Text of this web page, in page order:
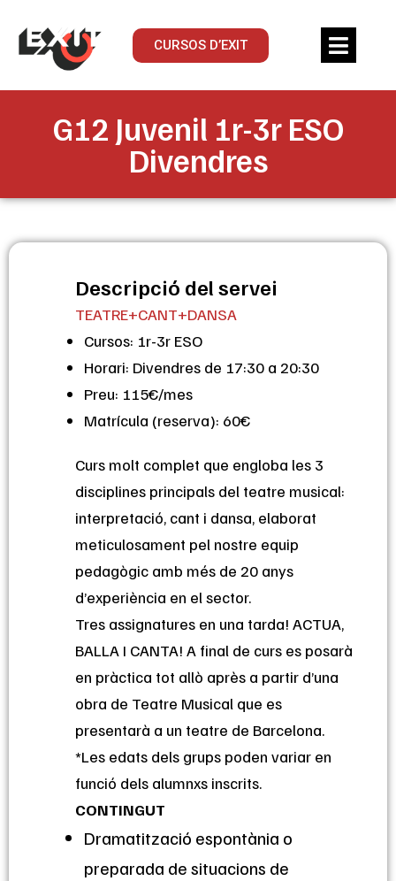
CURSOS D’EXIT
G12 Juvenil 1r-3r ESO
Divendres
Descripció del servei
TEATRE+CANT+DANSA
Cursos: 1r-3r ESO
Horari: Divendres de 17:30 a 20:30
Preu: 115€/mes
Matrícula (reserva): 60€
Curs molt complet que engloba les 3
disciplines principals del teatre musical:
interpretació, cant i dansa, elaborat
meticulosament pel nostre equip
pedagògic amb més de 20 anys
d’experiència en el sector.
Tres assignatures en una tarda! ACTUA,
BALLA I CANTA! A final de curs es posarà
en pràctica tot allò après a partir d’una
obra de Teatre Musical que es
presentarà a un teatre de Barcelona.
*Les edats dels grups poden variar en
funció dels alumnxs inscrits.
CONTINGUT
Dramatització espontània o
preparada de situacions de